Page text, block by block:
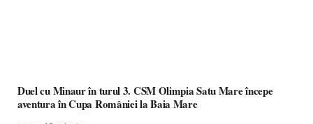
Duel cu Minaur în turul 3. CSM Olimpia Satu Mare începe
aventura în Cupa României la Baia Mare